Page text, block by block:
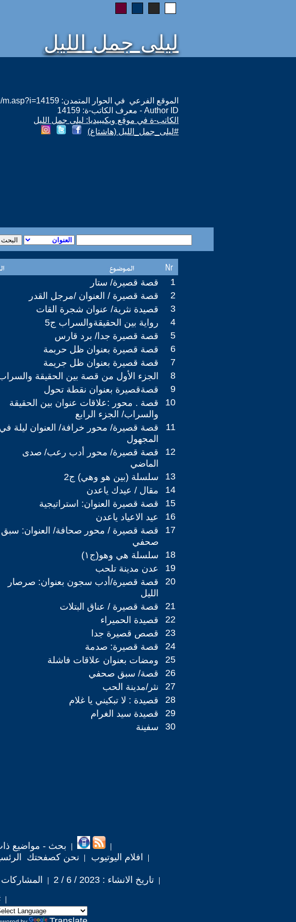
ليلى جمل الليل
الموقع الفرعي في الحوار المتمدن: https://www.ahewar.org/m.asp?i=14159
Author ID - معرف الكاتب-ة: 14159
الكاتب-ة في موقع ويكيبيديا: ليلى جمل الليل
#ليلى_جمل_الليل (هاشتاغ)
قصة قصيرة/ ستار
1
قصة قصيرة / العنوان /مرجل القدر
2
قصيدة نثرية/ عنوان شجرة القات
3
رواية بين الحقيقةوالسراب ج5
4
قصة قصيرة جدا/ برد قارس
5
قصة قصيرة بعنوان ظل حربمة
6
قصة قصيرة بعنوان ظل جريمة
7
الجزء الأول من قصة بين الحقيقة
8
قصةقصيرة بعنوان نقطة تحول
9
قصة . محور :علاقات عنوان بين الحقيقة
والسراب/ الجزء الرابع
10
قصة قصيرة/ محور خرافة/ العنوان ليلة في
المجهول
11
قصة قصيرة/ محور أدب رعب/ صدى
الماضي
12
سلسلة (بين هو وهي) ج2
13
مقال / عيدك ياعدن
14
قصة قصيرة العنوان: استراتيجية
15
عيد الاعياد ياعدن
16
قصة قصيرة / محور صحافة/ العنوان: سبق
صحفي
17
سلسلة هي وهو(ج١)
18
عدن مدينة تلحب
19
قصة قصيرة/أدب سجون بعنوان: صرصار
الليل
20
قصة قصيرة / عناق البتلات
21
قصيدة الحميراء
22
قصص قصيرة جدا
23
قصة قصيرة: صدمة
24
ومضات بعنوان علاقات فاشلة
25
قصة/ سبق صحفي
26
نثر/مدينة الحب
27
قصيدة : لا تبكيني يا غلام
28
قصيدة سيد الغرام
29
سفينة 30
بحث - مواضيع
افلام اليوتيوب
نحن كصفحتك
تاريخ الانشاء : 2023 / 6 / 2
المشاركات -